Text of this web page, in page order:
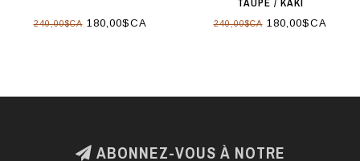
240,00$CA180,00$CA
TAUPE / KAKI
240,00$CA180,00$CA
ABONNEZ-VOUS À NOTRE